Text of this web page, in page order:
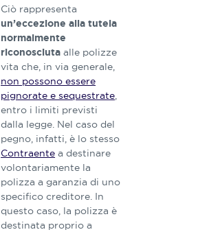
Ciò rappresenta
un’eccezione alla tutela
normalmente
riconosciuta alle polizze
vita che, in via generale,
non possono essere
pignorate e sequestrate,
entro i limiti previsti
dalla legge. Nel caso del
pegno, infatti, è lo stesso
Contraente a destinare
volontariamente la
polizza a garanzia di uno
specifico creditore. In
questo caso, la polizza è
destinata proprio a